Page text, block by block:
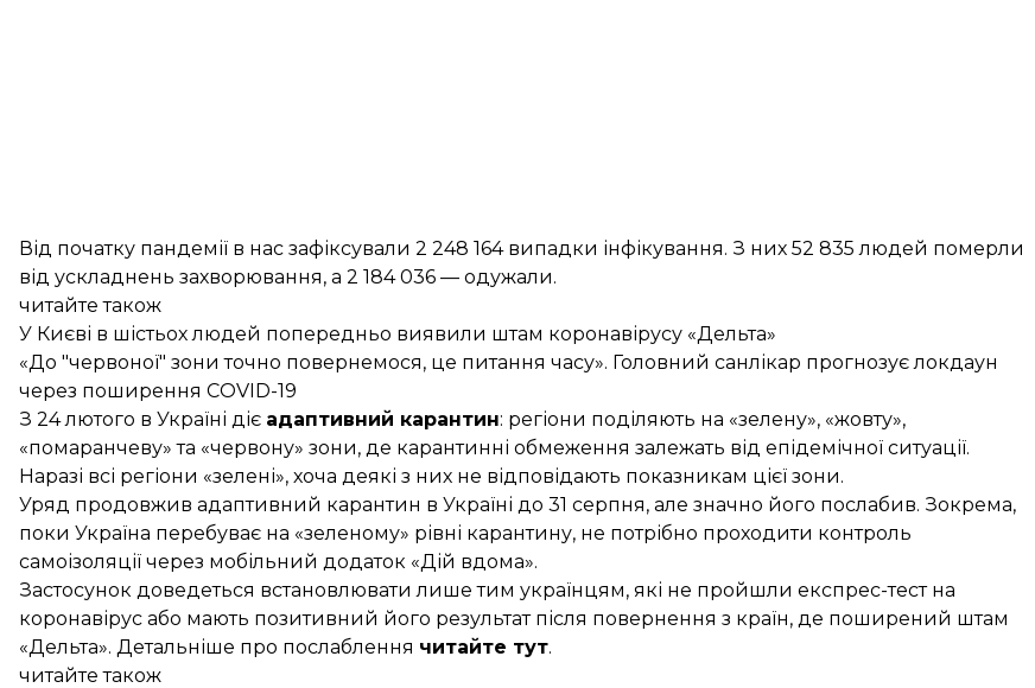
Від початку пандемії в нас зафіксували 2 248 164 випадки інфікування. З них 52 835 людей померли
від ускладнень захворювання, а 2 184 036 — одужали.
читайте також
У Києві в шістьох людей попередньо виявили штам коронавірусу «Дельта»
«До "червоної" зони точно повернемося, це питання часу». Головний санлікар прогнозує локдаун
через поширення COVID-19
З 24 лютого в Україні діє адаптивний карантин: регіони поділяють на «зелену», «жовту»,
«помаранчеву» та «червону» зони, де карантинні обмеження залежать від епідемічної ситуації.
Наразі всі регіони «зелені», хоча деякі з них не відповідають показникам цієї зони.
Уряд продовжив адаптивний карантин в Україні до 31 серпня, але значно його послабив. Зокрема,
поки Україна перебуває на «зеленому» рівні карантину, не потрібно проходити контроль
самоізоляції через мобільний додаток «Дій вдома».
Застосунок доведеться встановлювати лише тим українцям, які не пройшли експрес-тест на
коронавірус або мають позитивний його результат після повернення з країн, де поширений штам
«Дельта». Детальніше про послаблення читайте тут.
читайте також